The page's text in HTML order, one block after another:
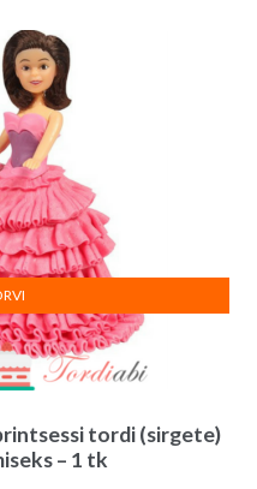
tordi (sirgete)
– 1 tk